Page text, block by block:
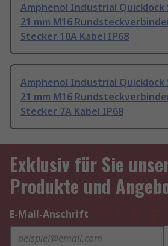
Amphenol Industrial Quicklock
21 mm M16
Stecker 10A Kabel IP68
Amphenol Industrial Quicklock
21 mm M16
Stecker 7A Kabel IP68
Exklusiv für Sie
Produkte und
E-Mail-Anschrift